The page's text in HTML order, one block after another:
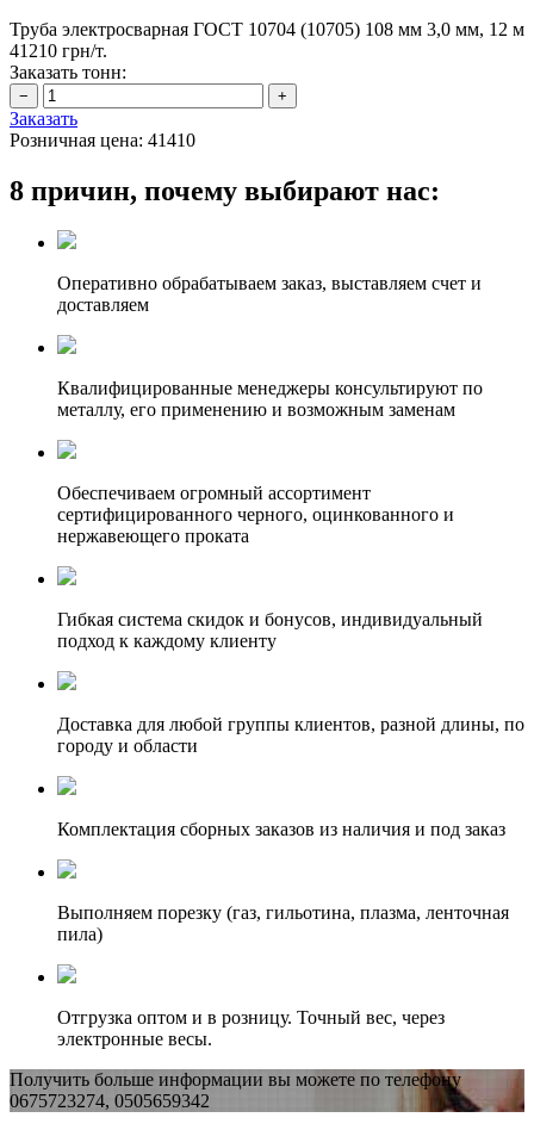
Труба электросварная ГОСТ 10704 (10705) 108 мм 3,0 мм, 12 м
41210 грн/т.
Заказать тонн:
Заказать
Розничная цена: 41410
8 причин, почему выбирают нас:
Оперативно обрабатываем заказ, выставляем счет и
доставляем
Квалифицированные менеджеры консультируют по
металлу, его применению и возможным заменам
Обеспечиваем огромный ассортимент
сертифицированного черного, оцинкованного и
нержавеющего проката
Гибкая система скидок и бонусов, индивидуальный
подход к каждому клиенту
Доставка для любой группы клиентов, разной длины, по
городу и области
Комплектация сборных заказов из наличия и под заказ
Выполняем порезку (газ, гильотина, плазма, ленточная
пила)
Отгрузка оптом и в розницу. Точный вес, через
электронные весы.
Получить больше информации вы можете по телефону
0675723274, 0505659342